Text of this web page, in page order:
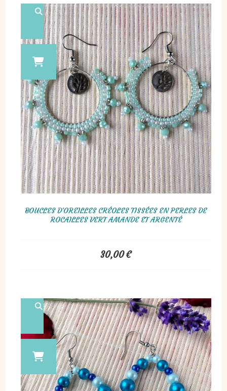
BOUCLES D'OREILLES CRÉOLES TISSÉES EN PERLES DE
ROCAILLES VERT AMANDE ET ARGENTÉ
30,00€